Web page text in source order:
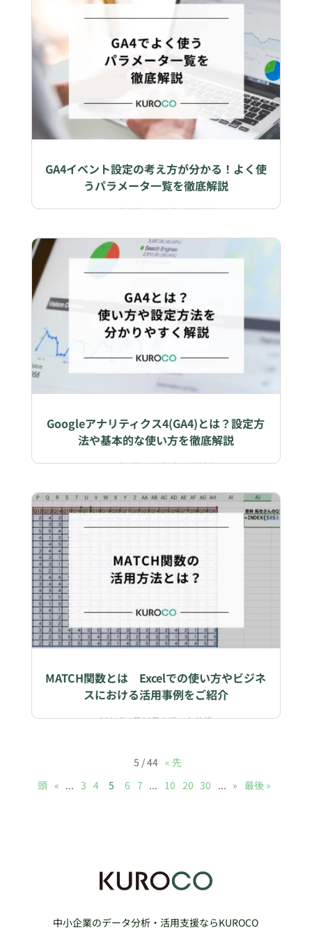
GA4イベント設定の考え方が分かる！よく使
うパラメータ一覧を徹底解説
2024年2月29日|データ分析
Googleアナリティクス4(GA4)とは？設定方
法や基本的な使い方を徹底解説
2024年2月28日|データ分析
MATCH関数とは Excelでの使い方やビジネ
スにおける活用事例をご紹介
2024年1月26日|データ分析
5 / 44 « 先
頭 « ... 3 4 5 6 7 ... 10 20 30 ... » 最後 »
中小企業のデータ分析・活用支援ならKUROCO